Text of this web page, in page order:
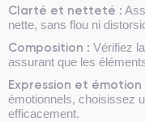
Clarté et netteté :
nette, sans flou ni
Composition : Vérifiez
assurant que les
Expression et émotion
émotionnels, choisissez
efficacement.